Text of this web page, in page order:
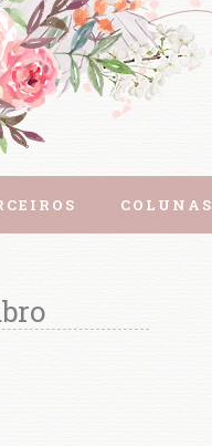
COLUNAS